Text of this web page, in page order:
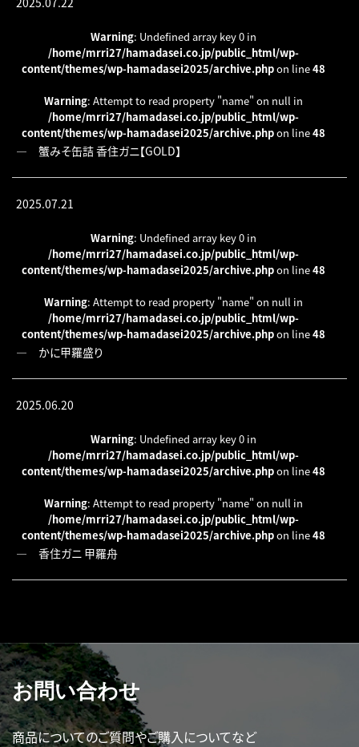
Warning: Undefined array key 0 in
/home/mrri27/hamadasei.co.jp/public_html/wp-
content/themes/wp-hamadasei2025/archive.phpon line48
Warning: Attempt to read property "name" on null in
/home/mrri27/hamadasei.co.jp/public_html/wp-
content/themes/wp-hamadasei2025/archive.phpon line48
― 蟹みそ缶詰 香住ガニ【GOLD】
2025.07.21
Warning: Undefined array key 0 in
/home/mrri27/hamadasei.co.jp/public_html/wp-
content/themes/wp-hamadasei2025/archive.phpon line48
Warning: Attempt to read property "name" on null in
/home/mrri27/hamadasei.co.jp/public_html/wp-
content/themes/wp-hamadasei2025/archive.phpon line48
― かに甲羅盛り
2025.06.20
Warning: Undefined array key 0 in
/home/mrri27/hamadasei.co.jp/public_html/wp-
content/themes/wp-hamadasei2025/archive.phpon line48
Warning: Attempt to read property "name" on null in
/home/mrri27/hamadasei.co.jp/public_html/wp-
content/themes/wp-hamadasei2025/archive.phpon line48
― 香住ガニ 甲羅舟
お問い合わせ
商品についてのご質問やご購入についてなど